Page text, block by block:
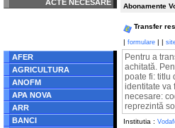
ACTE NECESARE
/home/eformulare.ro/public_html/navigare/
AFER
AGRICULTURA
ANOFM
APA NOVA
ARR
BANCI
Abonamente
Transfer
| formulare | |
Pentru a
achitată.
poate fi: titlu
identitate va
necesare:
reprezintă
Institutia :